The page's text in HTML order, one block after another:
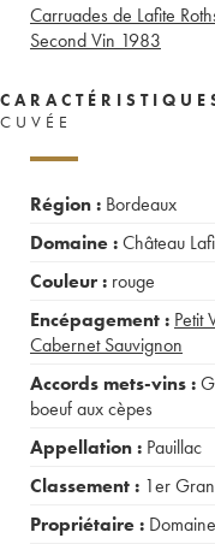
Carruades de Lafite
Second Vin 1983
CUVÉE
Région : Bordeaux
Domaine :Château
Couleur : rouge
Encépagement : Petit
Cabernet Sauvignon
Accords mets-vins :
boeuf aux cèpes
Appellation : Pauillac
Classement : 1er
Propriétaire :